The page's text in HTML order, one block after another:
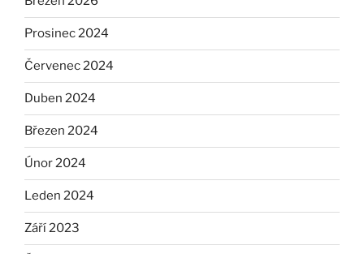
Prosinec 2024
Červenec 2024
Duben 2024
Březen 2024
Únor 2024
Leden 2024
Září 2023